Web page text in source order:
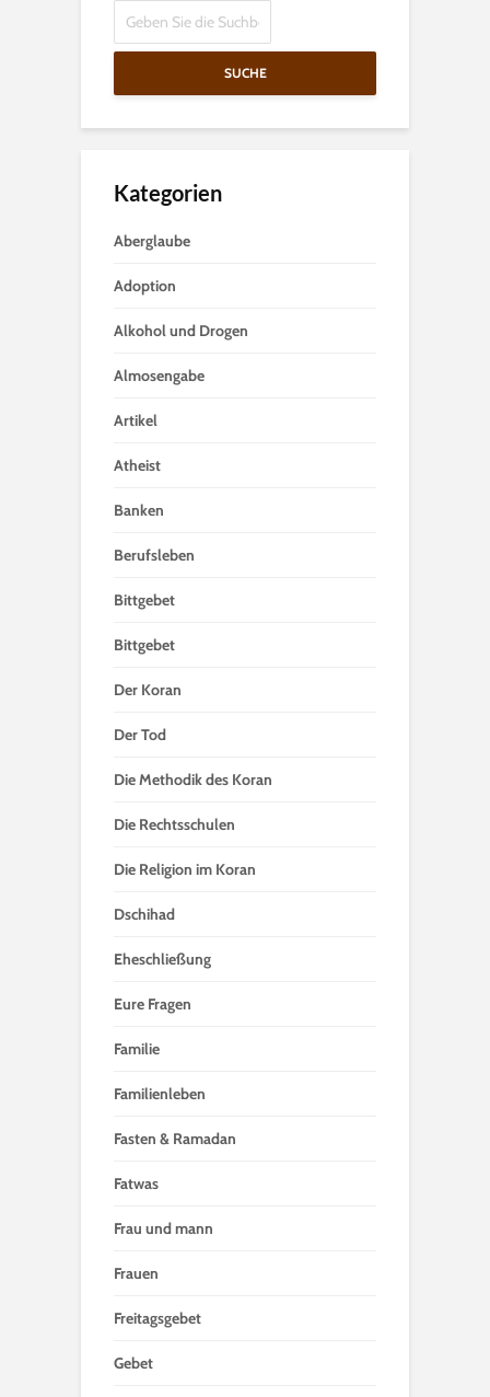
SUCHE
Kategorien
Aberglaube
Adoption
Alkohol und Drogen
Almosengabe
Artikel
Atheist
Banken
Berufsleben
Bittgebet
Bittgebet
Der Koran
Der Tod
Die Methodik des Koran
Die Rechtsschulen
Die Religion im Koran
Dschihad
Eheschließung
Eure Fragen
Familie
Familienleben
Fasten & Ramadan
Fatwas
Frau und mann
Frauen
Freitagsgebet
Gebet